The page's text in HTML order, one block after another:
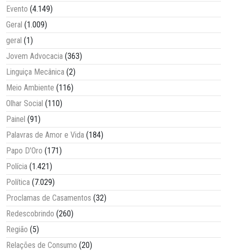
Evento (4.149)
Geral (1.009)
geral (1)
Jovem Advocacia (363)
Linguiça Mecânica (2)
Meio Ambiente (116)
Olhar Social (110)
Painel (91)
Palavras de Amor e Vida (184)
Papo D'Oro (171)
Polícia (1.421)
Política (7.029)
Proclamas de Casamentos (32)
Redescobrindo (260)
Região (5)
Relações de Consumo (20)